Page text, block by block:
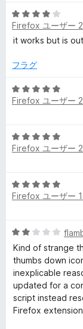
の
レ
ビ
ュ
ー
価
中
1
の
価
5
段
階
4
評
価
Firefox ユーザー
it works but is
フラグ
5
段
5
の
Firefox ユーザー
5
段
5
の
Firefox ユーザー
5
段
5
の
評
価
Firefox ユーザー
5
段
階
中
2
の
評
Kind of strange
thumbs down
inexplicable
updated for a
script instead
Firefox